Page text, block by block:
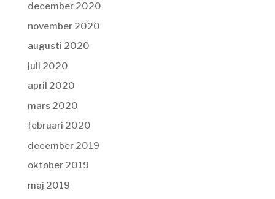
december 2020
november 2020
augusti 2020
juli 2020
april 2020
mars 2020
februari 2020
december 2019
oktober 2019
maj 2019